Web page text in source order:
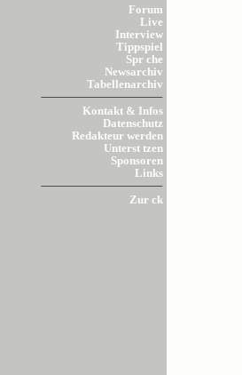
Forum
Live
Interview
Tippspiel
Spr che
Newsarchiv
Tabellenarchiv
Kontakt & Infos
Datenschutz
Redakteur werden
Unterst tzen
Sponsoren
Links
Zur ck